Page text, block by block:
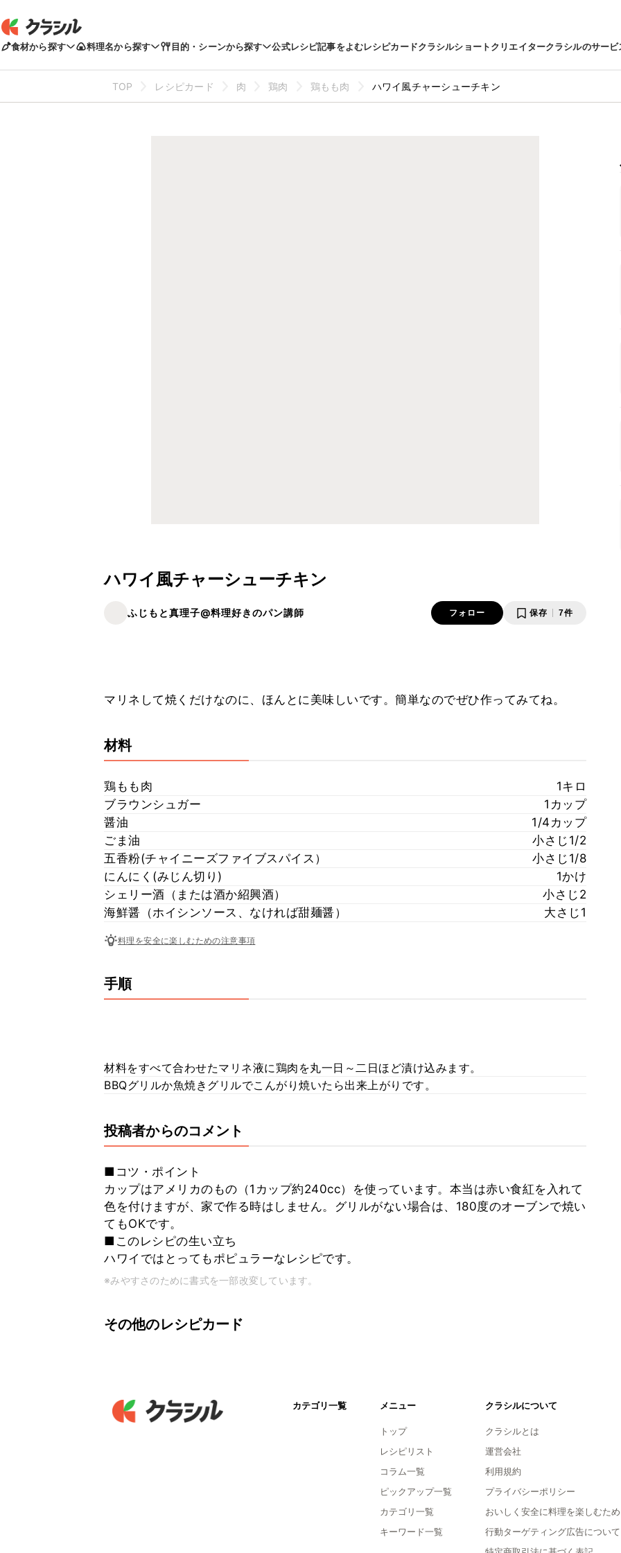
食材から探す 料理名から探す 目的・シーンから探す 公式レシピ記事をよむレシピカードクラシルショートクリエイタークラシルのサービ
TOP レシピカード 肉 鶏肉 鶏もも肉 ハワイ風チャーシューチキン
ハワイ風チャーシューチキン
ふじもと真理子@料理好きのパン講師 フォロー 保存 7件
マリネして焼くだけなのに、ほんとに美味しいです。簡単なのでぜひ作ってみてね。
材料
鶏もも肉
1キロ
ブラウンシュガー
1カップ
醤油
1/4カップ
ごま油
小さじ1/2
五香粉(チャイニーズファイブスパイス）
小さじ1/8
にんにく(みじん切り)
1かけ
シェリー酒（または酒か紹興酒）
小さじ2
海鮮醤（ホイシンソース、なければ甜麺醤）
大さじ1
料理を安全に楽しむための注意事項
手順
材料をすべて合わせたマリネ液に鶏肉を丸一日～二日ほど漬け込みます。
BBQグリルか魚焼きグリルでこんがり焼いたら出来上がりです。
投稿者からのコメント
■コツ・ポイント
カップはアメリカのもの（1カップ約240cc）を使っています。本当は赤い食紅を入れて
色を付けますが、家で作る時はしません。グリルがない場合は、180度のオーブンで焼い
てもOKです。
■このレシピの生い立ち
ハワイではとってもポピュラーなレシピです。
※みやすさのために書式を一部改変しています。
その他のレシピカード
カテゴリ一覧 メニュー
トップ
レシピリスト
コラム一覧
ピックアップ一覧
カテゴリ一覧
キーワード一覧
クラシルについて
クラシルとは
運営会社
利用規約
プライバシーポリシー
おいしく安全に料理を楽しむため
行動ターゲティング広告について